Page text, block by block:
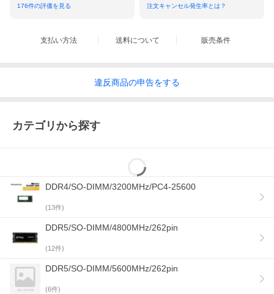
176件の評価を見る 注文キャンセル発生率とは？
支払い方法 送料について 販売条件
違反商品の申告をする
カテゴリから探す
DDR4/SO-DIMM/3200MHz/PC4-25600
(13件)
DDR5/SO-DIMM/4800MHz/262pin
(12件)
DDR5/SO-DIMM/5600MHz/262pin
(6件)